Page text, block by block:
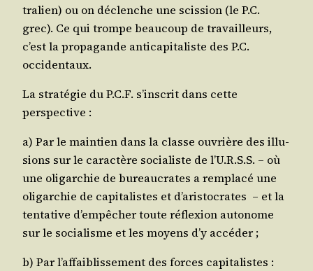
tra­lien) ou on déclenche une scis­sion (le P.C.
grec). Ce qui trompe beau­coup de tra­vailleurs,
c’est la pro­pa­gande anti­ca­pi­ta­liste des P.C.
occidentaux.
La stra­té­gie du P.C.F. s’inscrit dans cette
perspective :
a) Par le main­tien dans la classe ouvrière des illu­
sions sur le carac­tère socia­liste de l’U.R.S.S. – où
une oli­gar­chie de bureau­crates a rem­pla­cé une
oli­gar­chie de capi­ta­listes et d’aristocrates – et la
ten­ta­tive d’empêcher toute réflexion auto­nome
sur le socia­lisme et les moyens d’y accéder ;
b) Par l’affaiblissement des forces capi­ta­listes :